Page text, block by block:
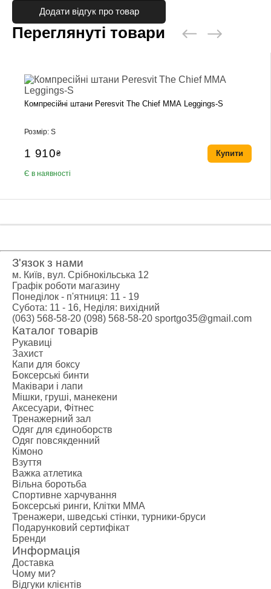
Додати відгук про товар
Переглянуті товари
Компресійні штани Peresvit The Chief MMA Leggings-S
Розмір: S
1 910₴
Є в наявності
Купити
З'язок з нами
м. Київ, вул. Срібнокільська 12
Графік роботи магазину
Понеділок - п'ятниця: 11 - 19
Субота: 11 - 16, Неділя: вихідний
(063) 568-58-20 (098) 568-58-20 sportgo35@gmail.com
Каталог товарів
Рукавиці
Захист
Капи для боксу
Боксерські бинти
Маківари і лапи
Мішки, груші, манекени
Аксесуари, Фітнес
Тренажерний зал
Одяг для єдиноборств
Одяг повсякденний
Кімоно
Взуття
Важка атлетика
Вільна боротьба
Спортивне харчування
Боксерські ринги, Клітки ММА
Тренажери, шведські стінки, турники-бруси
Подарунковий сертифікат
Бренди
Информація
Доставка
Чому ми?
Відгуки клієнтів